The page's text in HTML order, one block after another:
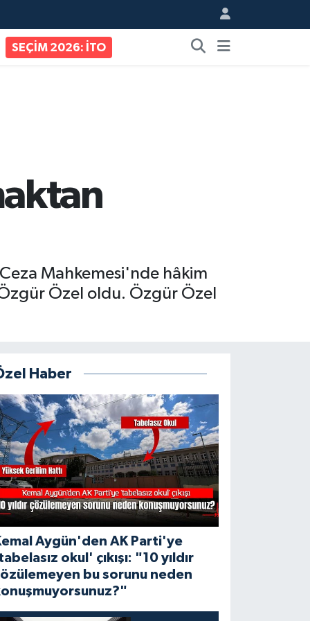
SEÇİM 2026: İTO
Mahkemesi'nde hâkim
Özgür Özel oldu. Özgür Özel
Haber
Aygün'den AK Parti'ye
okul' çıkışı: "10 yıldır
bu sorunu neden